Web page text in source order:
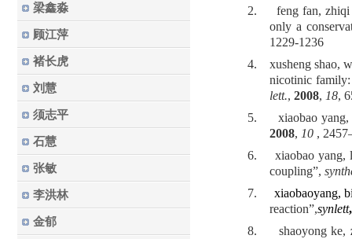
梁鑫淼
顾江萍
褚长虎
刘慧
须志平
石慧
张敏
李洪林
金郁
2.
feng fan,
only a
1229-1236
4.
xusheng shao,
nicotinic family:
lett., 2008, 18,
5.
xiaobao
2008, 10 ,
6.
xiaobao
coupling”,
7.
xiaobaoyang,
reaction”,synlett,
8.
shaoyong ke,